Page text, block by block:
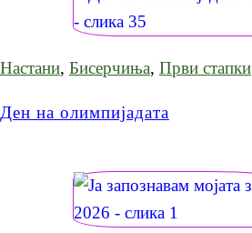
Настани, Бисерчиња, Први стапки
Ден на олимпијадата